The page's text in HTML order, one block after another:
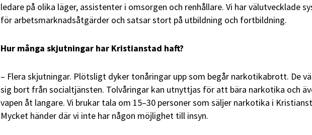
ledare på olika läger, assistenter i omsorgen och renhållare. Vi har välutvecklade
för arbetsmarknadsåtgärder och satsar stort på utbildning och fortbildning.
Hur många skjutningar har Kristianstad haft?
– Flera skjutningar. Plötsligt dyker tonåringar upp som begår narkotikabrott. De
sig bort från socialtjänsten. Tolvåringar kan utnyttjas för att bära narkotika och
vapen åt langare. Vi brukar tala om 15–30 personer som säljer narkotika i
Mycket händer där vi inte har någon möjlighet till insyn.